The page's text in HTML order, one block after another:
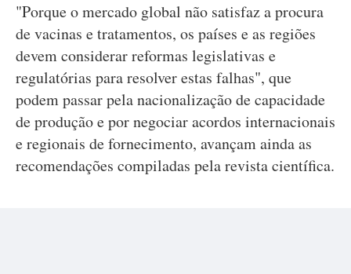
"Porque o mercado global não satisfaz a procura
de vacinas e tratamentos, os países e as regiões
devem considerar reformas legislativas e
regulatórias para resolver estas falhas", que
podem passar pela nacionalização de capacidade
de produção e por negociar acordos internacionais
e regionais de fornecimento, avançam ainda as
recomendações compiladas pela revista científica.